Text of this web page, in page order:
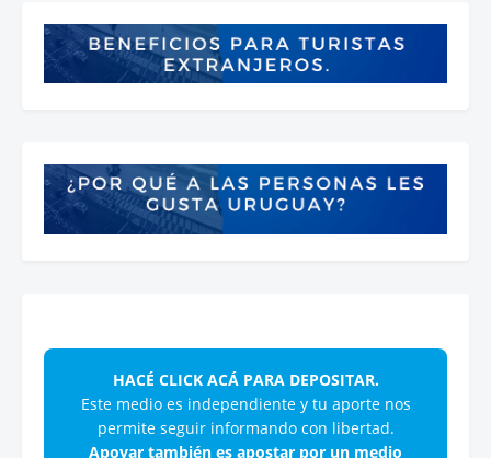
HACÉ CLICK ACÁ PARA DEPOSITAR.
Este medio es independiente y tu aporte nos
permite seguir informando con libertad.
Apoyar también es apostar por un medio